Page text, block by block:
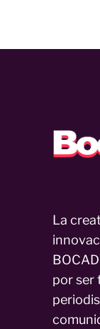
La
por ser